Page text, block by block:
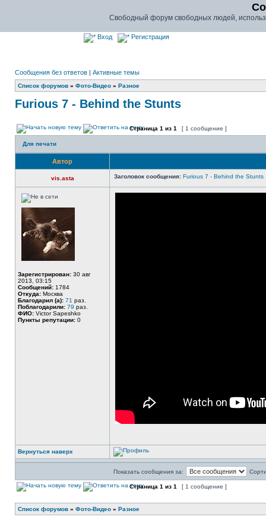
Свободный форум свободных людей,
Вход Регистрация
Сообщения без ответов | Активные темы
Список форумов » Фото-Видео » Разное
Furious 7 - Behind the Stunts
Страница 1 из 1 [ 1 сообщение ]
Для печати
Автор
vis.asta Заголовок сообщения: Furious 7 - Behind the Stunts
Зарегистрирован: 30 авг
2013, 03:15
Сообщений: 1784
Откуда: Москва
Благодарил (а): 71 раз.
Поблагодарили: 79 раз.
ФИО: Victor Sapeshko
Пункты репутации: 0
Вернуться наверх
Показать сообщения за:
Страница 1 из 1 [ 1 сообщение ]
Список форумов » Фото-Видео » Разное